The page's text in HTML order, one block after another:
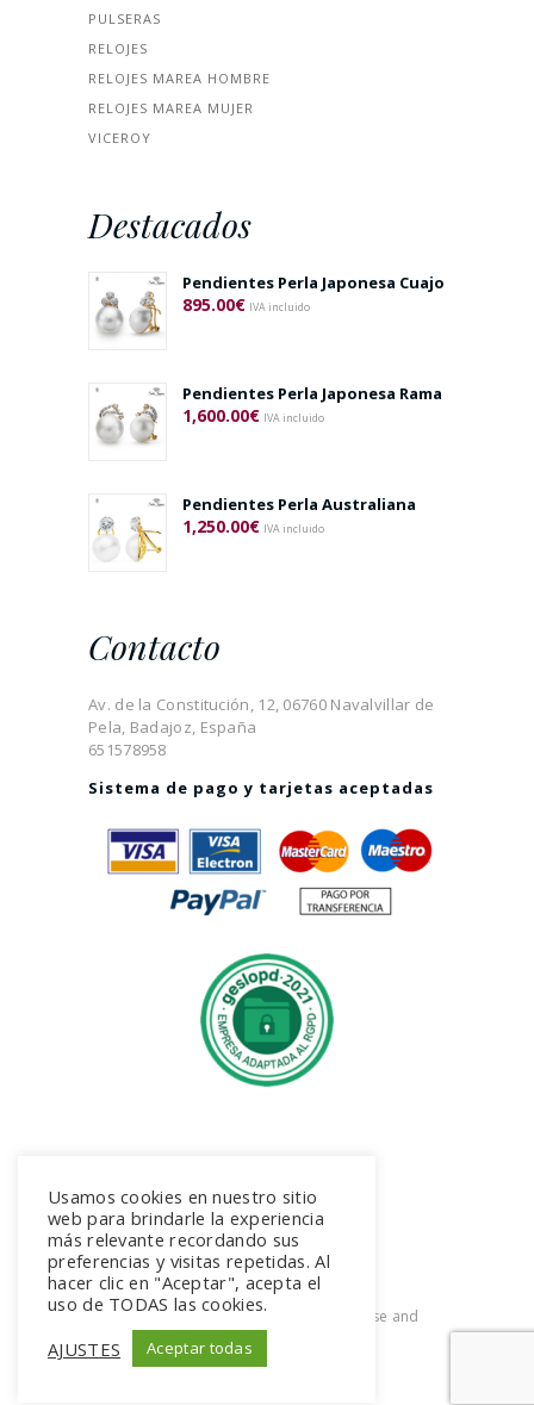
PULSERAS
RELOJES
RELOJES MAREA HOMBRE
RELOJES MAREA MUJER
VICEROY
Destacados
Pendientes Perla Japonesa Cuajo
895.00€ IVA incluido
Pendientes Perla Japonesa Rama
1,600.00€ IVA incluido
Pendientes Perla Australiana
1,250.00€ IVA incluido
Contacto
Av. de la Constitución, 12, 06760 Navalvillar de
Pela, Badajoz, España
651578958
Sistema de pago y tarjetas aceptadas
@suita.joyeros
2026. All rights reserved. Terms of use and
Privacy Policy
Usamos cookies en nuestro sitio
web para brindarle la experiencia
más relevante recordando sus
preferencias y visitas repetidas. Al
hacer clic en "Aceptar", acepta el
uso de TODAS las cookies.
AJUSTES
Aceptar todas